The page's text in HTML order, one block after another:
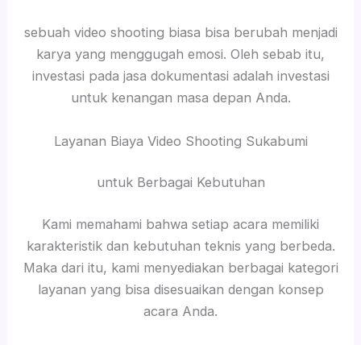
sebuah video shooting biasa bisa berubah menjadi
karya yang menggugah emosi. Oleh sebab itu,
investasi pada jasa dokumentasi adalah investasi
untuk kenangan masa depan Anda.
Layanan Biaya Video Shooting Sukabumi
untuk Berbagai Kebutuhan
Kami memahami bahwa setiap acara memiliki
karakteristik dan kebutuhan teknis yang berbeda.
Maka dari itu, kami menyediakan berbagai kategori
layanan yang bisa disesuaikan dengan konsep
acara Anda.